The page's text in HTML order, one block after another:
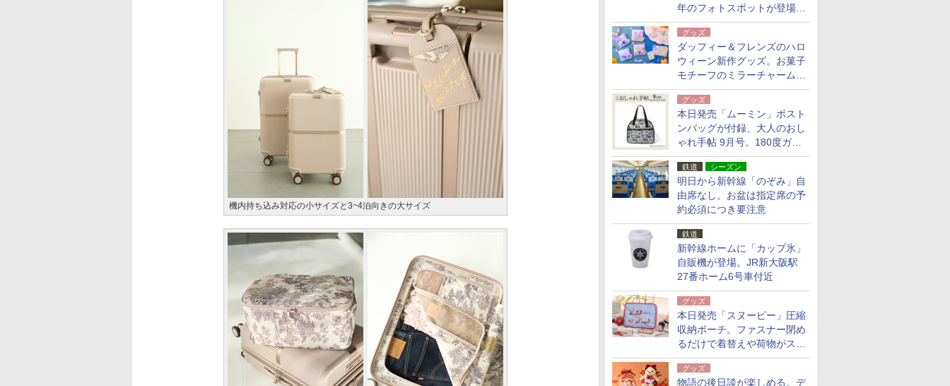
年のフォトスポットが登場。
10月末まで青森空港に
グッズ
ダッフィー＆フレンズのハロ
ウィーン新作グッズ。お菓子
モチーフのミラーチャーム/
デザインポーチほか
グッズ
本日発売「ムーミン」ボスト
ンバッグが付録、大人のおし
ゃれ手帖 9月号。180度ガバ
ッと開いて大容量
鉄道 シーズン
明日から新幹線「のぞみ」自
由席なし。お盆は指定席の予
約必須につき要注意
鉄道
新幹線ホームに「カップ氷」
自販機が登場。JR新大阪駅
27番ホーム6号車付近
グッズ
本日発売「スヌーピー」圧縮
収納ポーチ。ファスナー閉め
るだけで着替えや荷物がスリ
ムにまとまる
グッズ
物語の後日談が楽しめる。デ
機内持ち込み対応の小サイズと3~4泊向きの大サイズ